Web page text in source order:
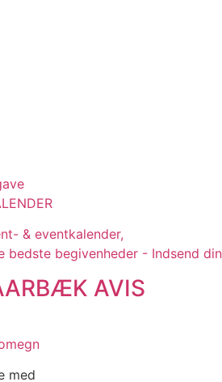
& eventkalender,
begivenheder - Indsend
AVIS
med